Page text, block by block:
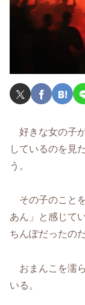
好きな女の子
しているのを見
う。
その子のこと
あん」と感じて
ちんぽだったのだ
おまんこを濡
いる。